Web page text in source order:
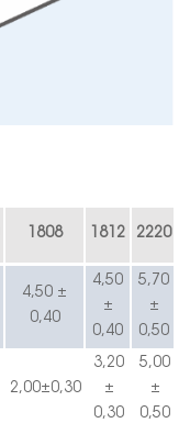
1808 1812 2220
4,50 ±
0,40
4,50
±
0,40
5,70
±
0,50
2,00±0,30
3,20
±
0,30
5,00
±
0,50